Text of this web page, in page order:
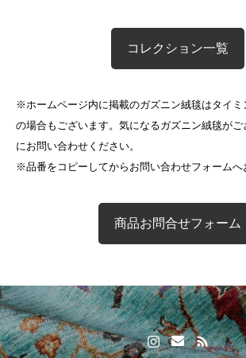
コレクション一覧
※ホームページ内に掲載のガズニン絨毯はタイミ
の場合もございます。気になるガズニン絨毯が
にお問い合わせください。
※品番をコピーしてからお問い合わせフォームへ
商品お問合せフォーム